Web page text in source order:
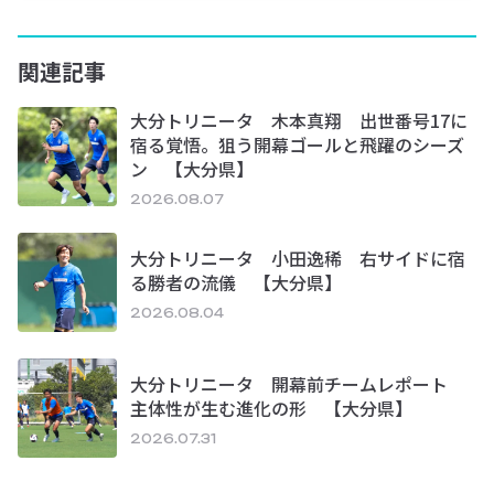
関連記事
大分トリニータ 木本真翔 出世番号17に
宿る覚悟。狙う開幕ゴールと飛躍のシーズ
ン 【大分県】
2026.08.07
大分トリニータ 小田逸稀 右サイドに宿
る勝者の流儀 【大分県】
2026.08.04
大分トリニータ 開幕前チームレポート
主体性が生む進化の形 【大分県】
2026.07.31